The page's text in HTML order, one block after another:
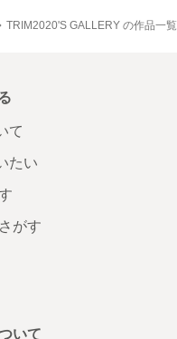
TRIM2020'S GALLERY の作品一覧
て
たい
がす
いて